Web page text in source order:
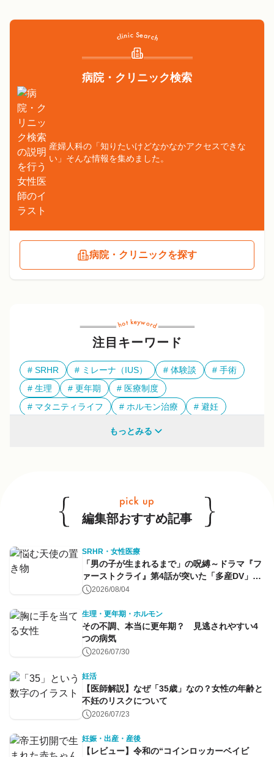
病院・クリニック検索
産婦人科の「知りたいけどなかなかアクセスできな
い」そんな情報を集めました。
病院・クリニックを探す
注目キーワード
SRHR ミレーナ（IUS） 体験談
手術
生理
更年期
医療制度
マタニティライフ
ホルモン治療
避妊
もっとみる
編集部おすすめ記事
SRHR・女性医療
「男の子が生まれるまで」の呪縛～ドラマ『フ
ァーストクライ』第4話が突いた「多産DV」と
命のコントロール～
2026/08/04
生理・更年期・ホルモン
その不調、本当に更年期？ 見逃されやすい4
つの病気
2026/07/30
妊活
【医師解説】なぜ「35歳」なの？女性の年齢と
不妊のリスクについて
2026/07/23
妊娠・出産・産後
【レビュー】令和の“コインロッカーベイビ